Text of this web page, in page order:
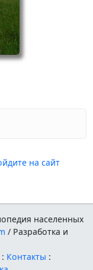
на сайт
населенных
/ Разработка и
: Контакты :